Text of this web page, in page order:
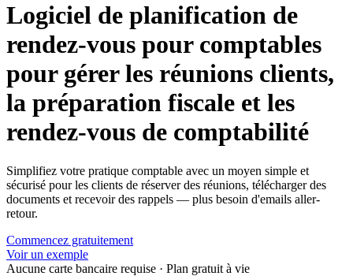
Logiciel de planification de
rendez-vous pour comptables
pour gérer les réunions clients,
la préparation fiscale et les
rendez-vous de comptabilité
Simplifiez votre pratique comptable avec un moyen simple et
sécurisé pour les clients de réserver des réunions, télécharger des
documents et recevoir des rappels — plus besoin d'emails aller-
retour.
Commencez gratuitement
Voir un exemple
Aucune carte bancaire requise · Plan gratuit à vie